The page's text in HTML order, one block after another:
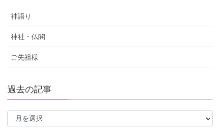
神語り
神社・仏閣
ご先祖様
過去の記事
去